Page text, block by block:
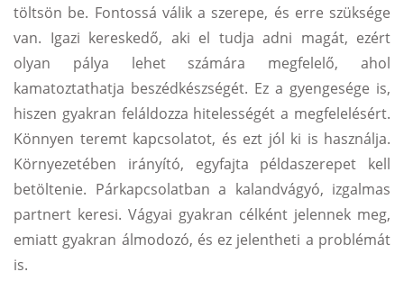
töltsön be. Fontossá válik a szerepe, és erre szüksége
van. Igazi kereskedő, aki el tudja adni magát, ezért
olyan pálya lehet számára megfelelő, ahol
kamatoztathatja beszédkészségét. Ez a gyengesége is,
hiszen gyakran feláldozza hitelességét a megfelelésért.
Könnyen teremt kapcsolatot, és ezt jól ki is használja.
Környezetében irányító, egyfajta példaszerepet kell
betöltenie. Párkapcsolatban a kalandvágyó, izgalmas
partnert keresi. Vágyai gyakran célként jelennek meg,
emiatt gyakran álmodozó, és ez jelentheti a problémát
is.